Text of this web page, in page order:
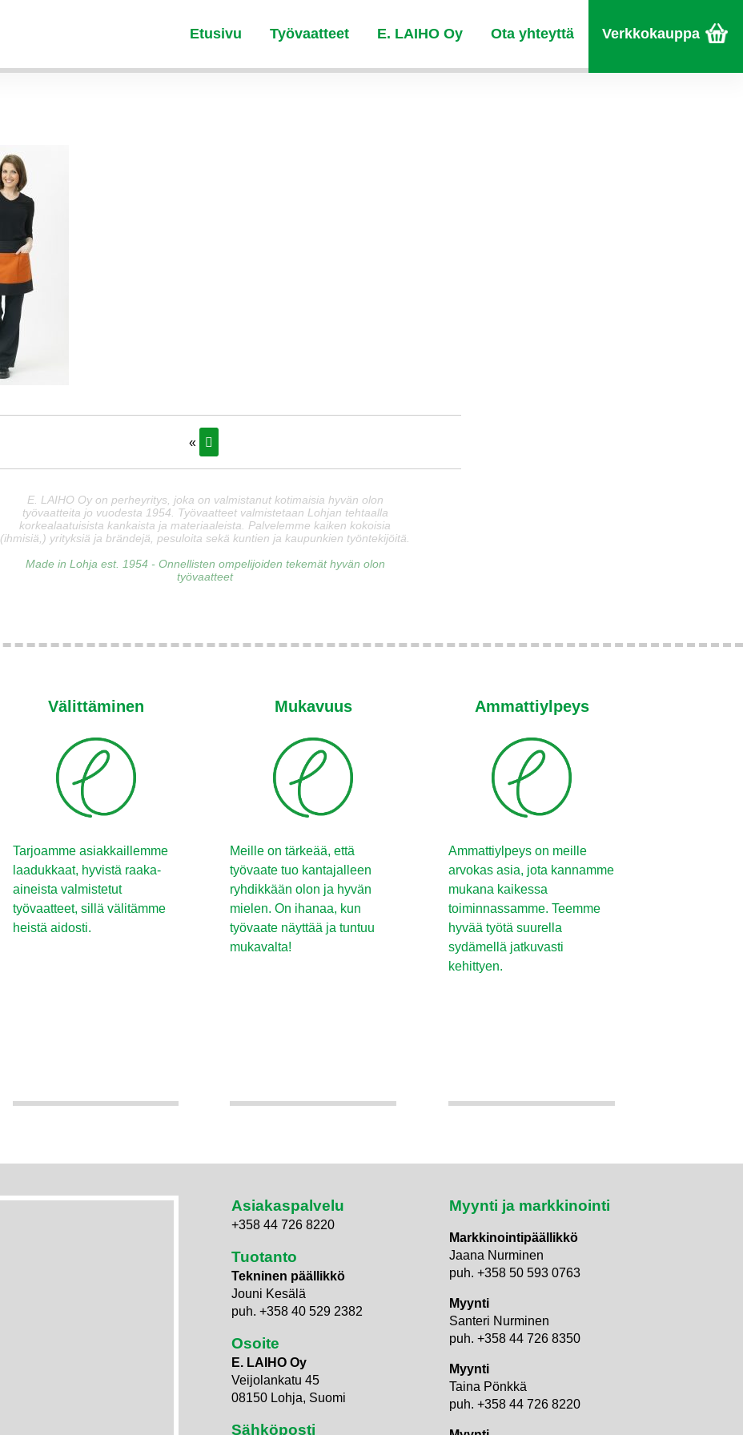
Etusivu Työvaatteet E. LAIHO Oy Ota yhteyttä Verkkokauppa
«
E. LAIHO Oy on perheyritys, joka on valmistanut kotimaisia hyvän olon
työvaatteita jo vuodesta 1954. Työvaatteet valmistetaan Lohjan tehtaalla
korkealaatuisista kankaista ja materiaaleista. Palvelemme kaiken kokoisia
(ihmisiä,) yrityksiä ja brändejä, pesuloita sekä kuntien ja kaupunkien työntekijöitä.
Made in Lohja est. 1954 - Onnellisten ompelijoiden tekemät hyvän olon
työvaatteet
Välittäminen
Tarjoamme asiakkaillemme
laadukkaat, hyvistä raaka-
aineista valmistetut
työvaatteet, sillä välitämme
heistä aidosti.
Mukavuus
Meille on tärkeää, että
työvaate tuo kantajalleen
ryhdikkään olon ja hyvän
mielen. On ihanaa, kun
työvaate näyttää ja tuntuu
mukavalta!
Ammattiylpeys
Ammattiylpeys on meille
arvokas asia, jota kannamme
mukana kaikessa
toiminnassamme. Teemme
hyvää työtä suurella
sydämellä jatkuvasti
kehittyen.
Asiakaspalvelu
+358 44 726 8220
Tuotanto
Tekninen päällikkö
Jouni Kesälä
puh. +358 40 529 2382
Osoite
E. LAIHO Oy
Veijolankatu 45
08150 Lohja, Suomi
Sähköposti
Myynti ja markkinointi
Markkinointipäällikkö
Jaana Nurminen
puh. +358 50 593 0763
Myynti
Santeri Nurminen
puh. +358 44 726 8350
Myynti
Taina Pönkkä
puh. +358 44 726 8220